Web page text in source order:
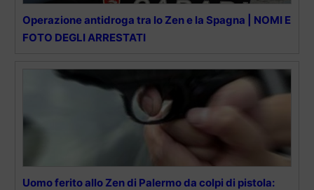
Operazione antidroga tra lo Zen e la Spagna | NOMI E
FOTO DEGLI ARRESTATI
Uomo ferito allo Zen di Palermo da colpi di pistola: